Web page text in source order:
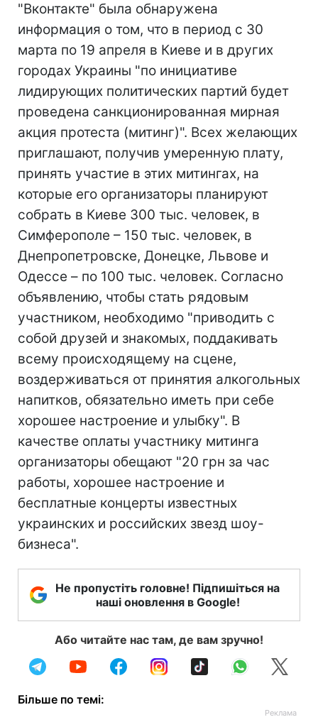
"Вконтакте" была обнаружена
информация о том, что в период с 30
марта по 19 апреля в Киеве и в других
городах Украины "по инициативе
лидирующих политических партий будет
проведена санкционированная мирная
акция протеста (митинг)". Всех желающих
приглашают, получив умеренную плату,
принять участие в этих митингах, на
которые его организаторы планируют
собрать в Киеве 300 тыс. человек, в
Симферополе – 150 тыс. человек, в
Днепропетровске, Донецке, Львове и
Одессе – по 100 тыс. человек. Согласно
объявлению, чтобы стать рядовым
участником, необходимо "приводить с
собой друзей и знакомых, поддакивать
всему происходящему на сцене,
воздерживаться от принятия алкогольных
напитков, обязательно иметь при себе
хорошее настроение и улыбку". В
качестве оплаты участнику митинга
организаторы обещают "20 грн за час
работы, хорошее настроение и
бесплатные концерты известных
украинских и российских звезд шоу-
бизнеса".
Не пропустіть головне! Підпишіться на
наші оновлення в Google!
Або читайте нас там, де вам зручно!
Більше по темі: